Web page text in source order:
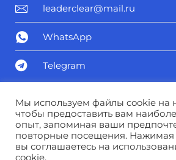
leaderclear@mail.ru
WhatsApp
Telegram
Политика
Соглашение о
Мы используем файлы cookie на
чтобы предоставить вам
опыт, запоминая ваши
повторные посещения. Нажимая
вы соглашаетесь на
cookie.